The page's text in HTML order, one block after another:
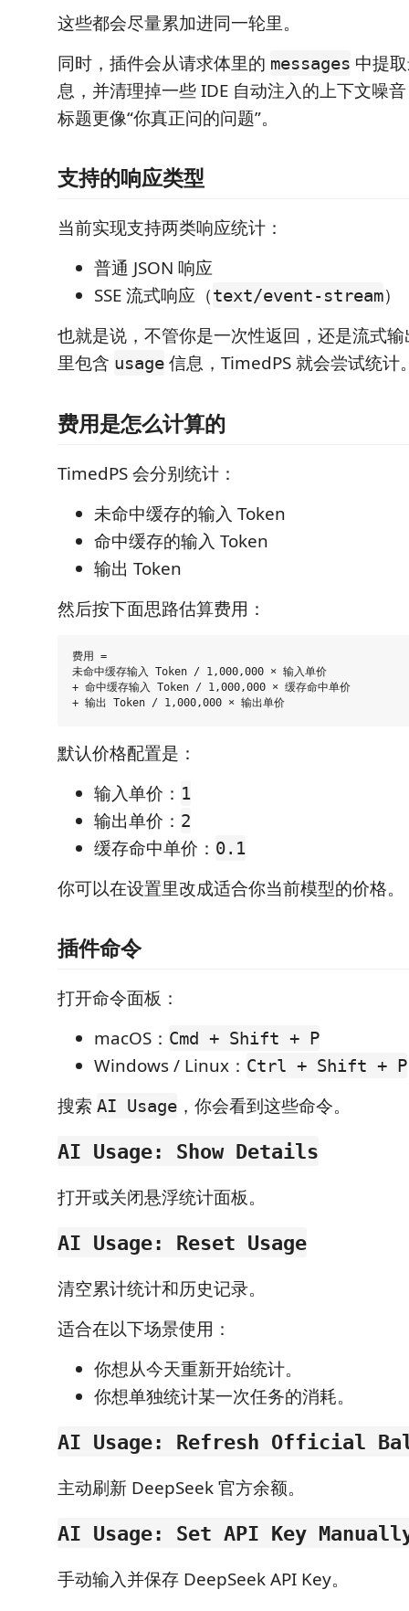
这些都会尽量累加进同一轮里。
同时，插件会从请求体里的 messages 中提
息，并清理掉一些 IDE 自动注入的上下文噪
标题更像“你真正问的问题”。
支持的响应类型
当前实现支持两类响应统计：
普通 JSON 响应
SSE 流式响应（text/event-stream）
也就是说，不管你是一次性返回，还是流式
里包含 usage 信息，TimedPS 就会尝试统计
费用是怎么计算的
TimedPS 会分别统计：
未命中缓存的输入 Token
命中缓存的输入 Token
输出 Token
然后按下面思路估算费用：
费用 =
未命中缓存输入 Token / 1,000,000 × 输入单价
+ 命中缓存输入 Token / 1,000,000 × 缓存命中单价
默认价格配置是：
输入单价： 1
输出单价： 2
缓存命中单价： 0.1
你可以在设置里改成适合你当前模型的价格。
插件命令
打开命令面板：
macOS： Cmd + Shift + P
Windows / Linux： Ctrl + Shift + P
搜索 AI Usage ，你会看到这些命令。
AI Usage: Show Details
打开或关闭悬浮统计面板。
AI Usage: Reset Usage
清空累计统计和历史记录。
适合在以下场景使用：
你想从今天重新开始统计。
你想单独统计某一次任务的消耗。
AI Usage: Refresh Official
主动刷新 DeepSeek 官方余额。
AI Usage: Set API Key
手动输入并保存 DeepSeek API Key。